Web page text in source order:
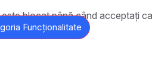
Funcționalitate